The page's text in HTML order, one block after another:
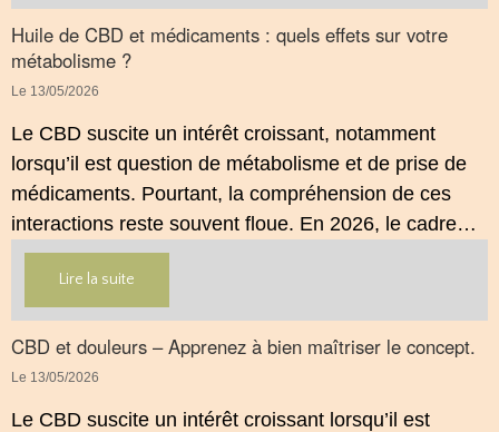
Huile de CBD et médicaments : quels effets sur votre
métabolisme ?
Le 13/05/2026
Le CBD suscite un intérêt croissant, notamment
lorsqu’il est question de métabolisme et de prise de
médicaments. Pourtant, la compréhension de ces
interactions reste souvent floue. En 2026, le cadre
légal français impose des règles strictes : seuls les
usages externes du CBD sont autorisés. Cet article
propose une mise au point claire et accessible pour
comprendre comment le CBD s’inscrit dans une
démarche de prévention, sans ingestion et sans
Lire la suite
CBD et douleurs – Apprenez à bien maîtriser le concept.
Le 13/05/2026
Le CBD suscite un intérêt croissant lorsqu’il est